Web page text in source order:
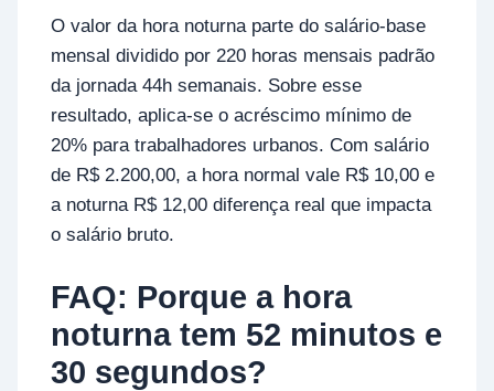
O valor da hora noturna parte do salário-base
mensal dividido por 220 horas mensais padrão
da jornada 44h semanais. Sobre esse
resultado, aplica-se o acréscimo mínimo de
20% para trabalhadores urbanos. Com salário
de R$ 2.200,00, a hora normal vale R$ 10,00 e
a noturna R$ 12,00 diferença real que impacta
o salário bruto.
FAQ: Porque a hora
noturna tem 52 minutos e
30 segundos?